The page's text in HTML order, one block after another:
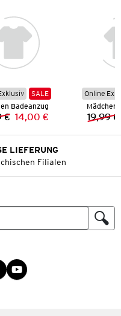
SALE
Badeanzug
Vorheriger Preis:
€ Neuer Preis:
14,00 €
Online
Mädchen
19,99 €
LIEFERUNG
Filialen